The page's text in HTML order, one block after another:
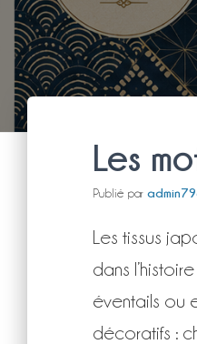
Les
Publié par
Les tissus
dans
éventails ou
décoratifs :